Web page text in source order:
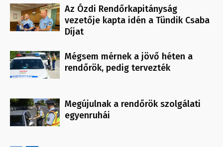
Az Ózdi Rendőrkapitányság
vezetője kapta idén a Tündik Csaba
Díjat
Mégsem mérnek a jövő héten a
rendőrök, pedig tervezték
Megújulnak a rendőrök szolgálati
egyenruhái